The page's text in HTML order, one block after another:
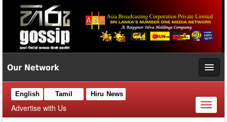
Our Network
English Tamil Hiru News
Advertise with Us
Toggle